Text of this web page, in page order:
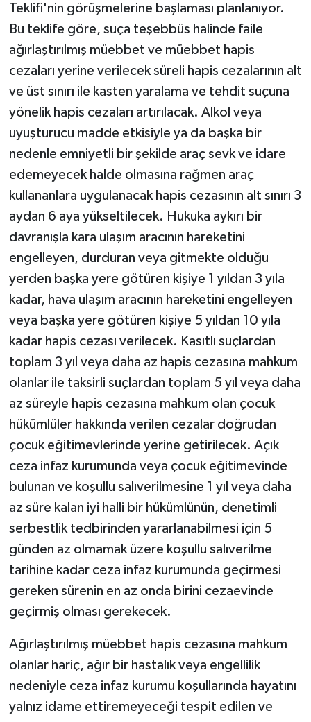
Teklifi'nin görüşmelerine başlaması planlanıyor.
Bu teklife göre, suça teşebbüs halinde faile
ağırlaştırılmış müebbet ve müebbet hapis
cezaları yerine verilecek süreli hapis cezalarının alt
ve üst sınırı ile kasten yaralama ve tehdit suçuna
yönelik hapis cezaları artırılacak. Alkol veya
uyuşturucu madde etkisiyle ya da başka bir
nedenle emniyetli bir şekilde araç sevk ve idare
edemeyecek halde olmasına rağmen araç
kullananlara uygulanacak hapis cezasının alt sınırı 3
aydan 6 aya yükseltilecek. Hukuka aykırı bir
davranışla kara ulaşım aracının hareketini
engelleyen, durduran veya gitmekte olduğu
yerden başka yere götüren kişiye 1 yıldan 3 yıla
kadar, hava ulaşım aracının hareketini engelleyen
veya başka yere götüren kişiye 5 yıldan 10 yıla
kadar hapis cezası verilecek. Kasıtlı suçlardan
toplam 3 yıl veya daha az hapis cezasına mahkum
olanlar ile taksirli suçlardan toplam 5 yıl veya daha
az süreyle hapis cezasına mahkum olan çocuk
hükümlüler hakkında verilen cezalar doğrudan
çocuk eğitimevlerinde yerine getirilecek. Açık
ceza infaz kurumunda veya çocuk eğitimevinde
bulunan ve koşullu salıverilmesine 1 yıl veya daha
az süre kalan iyi halli bir hükümlünün, denetimli
serbestlik tedbirinden yararlanabilmesi için 5
günden az olmamak üzere koşullu salıverilme
tarihine kadar ceza infaz kurumunda geçirmesi
gereken sürenin en az onda birini cezaevinde
geçirmiş olması gerekecek.
Ağırlaştırılmış müebbet hapis cezasına mahkum
olanlar hariç, ağır bir hastalık veya engellilik
nedeniyle ceza infaz kurumu koşullarında hayatını
yalnız idame ettiremeyeceği tespit edilen ve